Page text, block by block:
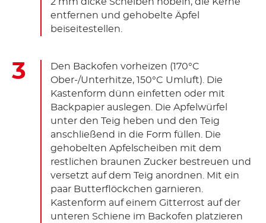
entfernen und gehobelte Äpfel
beiseitestellen.
Den Backofen vorheizen (170°C
Ober-/Unterhitze, 150°C Umluft). Die
Kastenform dünn einfetten oder mit
Backpapier auslegen. Die Apfelwürfel
unter den Teig heben und den Teig
anschließend in die Form füllen. Die
gehobelten Apfelscheiben mit dem
restlichen braunen Zucker bestreuen und
versetzt auf dem Teig anordnen. Mit ein
paar Butterflöckchen garnieren.
Kastenform auf einem Gitterrost auf der
unteren Schiene im Backofen platzieren